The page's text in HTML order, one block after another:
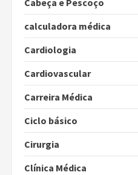
Cabeça e Pescoço
calculadora médica
Cardiologia
Cardiovascular
Carreira Médica
Ciclo básico
Cirurgia
Clínica Médica